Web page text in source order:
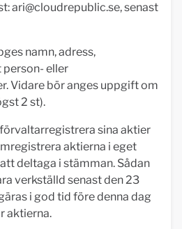
ari@cloudrepublic.se, senast
namn, adress,
eller
Vidare bör anges uppgift om
2 st).
sina aktier
aktierna i eget
deltaga i stämman. Sådan
verkställd senast den 23
i god tid före denna dag
aktierna.